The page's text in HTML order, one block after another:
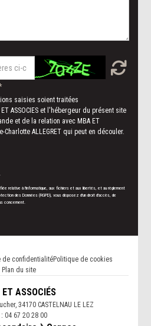
saisies soient traitées
ASSOCIES et l'hébergeur du présent site
et de la relation avec MBA ET
Charlotte ALLEGRET qui peut en découler.
relative à l'informatique, aux fichiers et aux libertés, et au règlement
des Données (RGPD), vous disposez d'un droit d'accès, de
concernent.
de confidentialitéPolitique de cookies
Plan du site
ET ASSOCIÉS
34170 CASTELNAU LE LEZ
04 67 20 28 00